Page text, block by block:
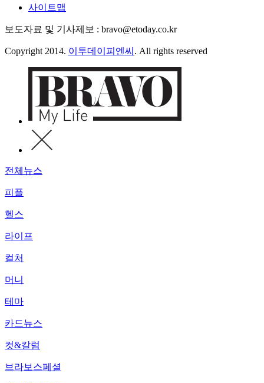
사이트맵
보도자료 및 기사제보 : bravo@etoday.co.kr
Copyright 2014. 이투데이피엔씨 . All rights reserved
전체뉴스
피플
헬스
라이프
컬처
머니
테마
카드뉴스
컷&칼럼
브라보스페셜